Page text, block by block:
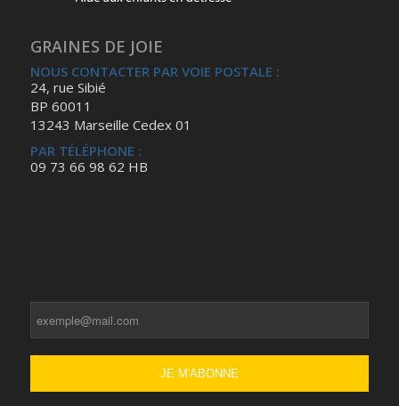
GRAINES DE JOIE
NOUS CONTACTER PAR VOIE POSTALE :
24, rue Sibié
BP 60011
13243 Marseille Cedex 01
PAR TÉLÉPHONE :
09 73 66 98 62 HB